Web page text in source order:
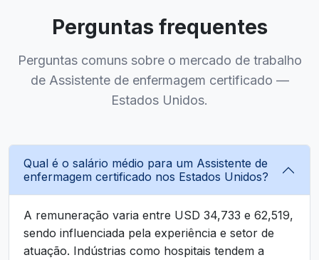
Perguntas frequentes
Perguntas comuns sobre o mercado de trabalho
de Assistente de enfermagem certificado —
Estados Unidos.
Qual é o salário médio para um Assistente de
enfermagem certificado nos Estados Unidos?
A remuneração varia entre USD 34,733 e 62,519,
sendo influenciada pela experiência e setor de
atuação. Indústrias como hospitais tendem a